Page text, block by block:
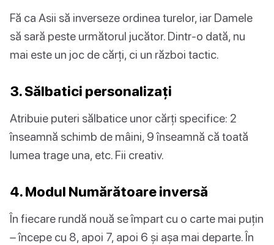
Fă ca Asii să inverseze ordinea turelor, iar Damele
să sară peste următorul jucător. Dintr-o dată, nu
mai este un joc de cărți, ci un război tactic.
3. Sălbatici personalizați
Atribuie puteri sălbatice unor cărți specifice: 2
înseamnă schimb de mâini, 9 înseamnă că toată
lumea trage una, etc. Fii creativ.
4. Modul Numărătoare inversă
În fiecare rundă nouă se împart cu o carte mai puțin
– începe cu 8, apoi 7, apoi 6 și așa mai departe. În